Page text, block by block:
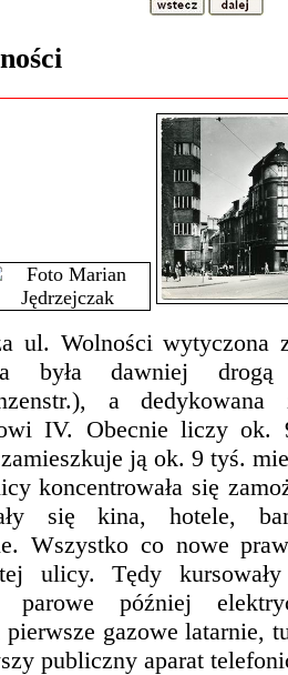
ul. Wolności wytyczona
była dawniej
a dedykowana
IV. Obecnie liczy ok.
ją ok. 9 tyś.
koncentrowała się
się kina, hotele,
Wszystko co nowe
ulicy. Tędy kursowały
parowe później
pierwsze gazowe latarnie,
publiczny aparat